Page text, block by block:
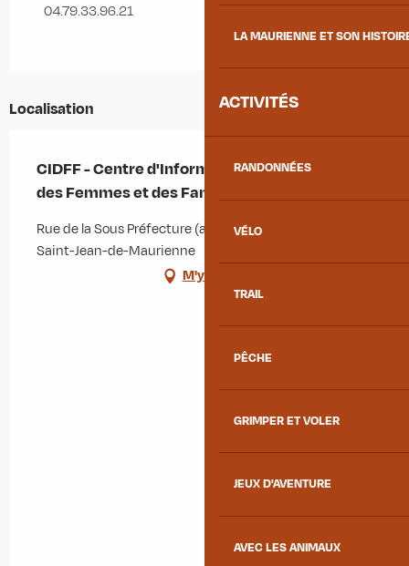
LA MAURIENNE ET SON
ACTIVITÉS
RANDONNÉES
VÉLO
TRAIL
PÊCHE
GRIMPER ET VOLER
JEUX D'AVENTURE
AVEC LES ANIMAUX
Mardi 17 mars 2026
Mardi 16 juin 2026
Mardi 21 juillet 2026
Mardi 15 septembre 2026
04.79.33.96.21
Localisation
CIDFF - Centre d'Information sur les Droits
des Femmes et des Familles
Rue de la Sous Préfecture (ancien tribunal), 73300
Saint-Jean-de-Maurienne
M'y rendre